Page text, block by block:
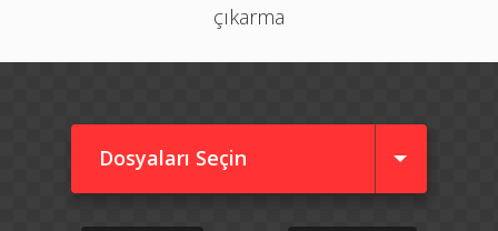
çıkarma
Dosyaları Seçin